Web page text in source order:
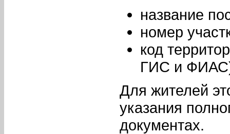
название
номер
код
ГИС и
Для жителей
указания
документах.